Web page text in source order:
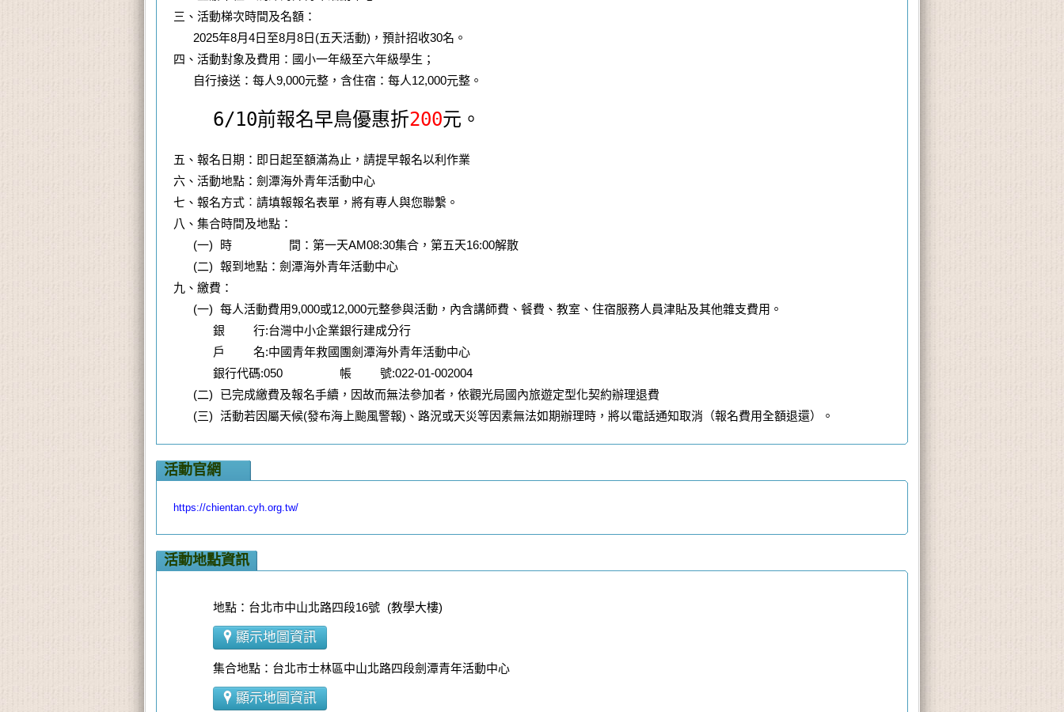
三、活動梯次時間及名額：
2025年8月4日至8月8日(五天活動)，預計招收30名。
四、活動對象及費用：國小一年級至六年級學生；
自行接送：每人9,000元整，含住宿：每人12,000元整。
6/10前報名早鳥優惠折200元。
五、報名日期：即日起至額滿為止，請提早報名以利作業
六、活動地點：劍潭海外青年活動中心
七、報名方式︰請填報報名表單，將有專人與您聯繫。
八、集合時間及地點：
(一) 時 間：第一天AM08:30集合，第五天16:00解散
(二) 報到地點：劍潭海外青年活動中心
九、繳費：
(一) 每人活動費用9,000或12,000元整參與活動，內含講師費、餐費、教室、住宿服務人員津貼及其他雜支費用。
銀 行:台灣中小企業銀行建成分行
戶 名:中國青年救國團劍潭海外青年活動中心
銀行代碼:050 帳 號:022-01-002004
(二) 已完成繳費及報名手續，因故而無法參加者，依觀光局國內旅遊定型化契約辦理退費
(三) 活動若因屬天候(發布海上颱風警報)、路況或天災等因素無法如期辦理時，將以電話通知取消（報名費用全額退還）。
活動官網
https://chientan.cyh.org.tw/
活動地點資訊
地點：台北市中山北路四段16號 (教學大樓)
顯示地圖資訊
集合地點：台北市士林區中山北路四段劍潭青年活動中心
顯示地圖資訊